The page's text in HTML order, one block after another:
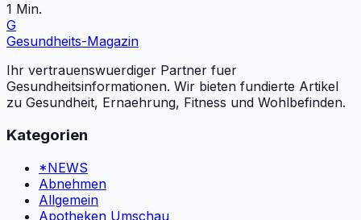
1 Min.
G
Gesundheits-Magazin
Ihr vertrauenswuerdiger Partner fuer
Gesundheitsinformationen. Wir bieten fundierte Artikel
zu Gesundheit, Ernaehrung, Fitness und Wohlbefinden.
Kategorien
*NEWS
Abnehmen
Allgemein
Apotheken Umschau